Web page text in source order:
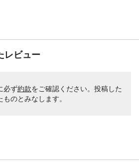
レビュー
必ず約款をご確認ください。投稿した
のとみなします。